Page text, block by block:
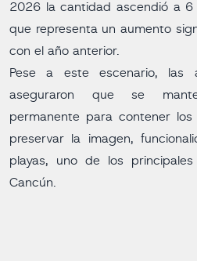
2026 la cantidad ascendió a
que representa un aumento
con el año anterior.
Pese a este escenario, las
aseguraron que se
permanente para contener
preservar la imagen,
playas, uno de los
Cancún.